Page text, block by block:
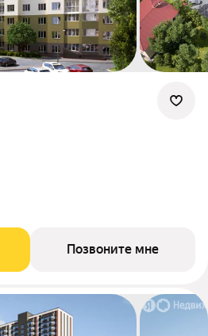
Позвоните мне